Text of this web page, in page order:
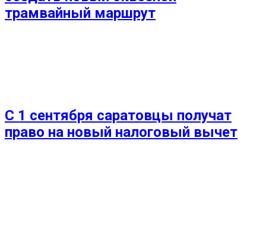
трамвайный маршрут
С 1 сентября саратовцы получат
право на новый налоговый вычет